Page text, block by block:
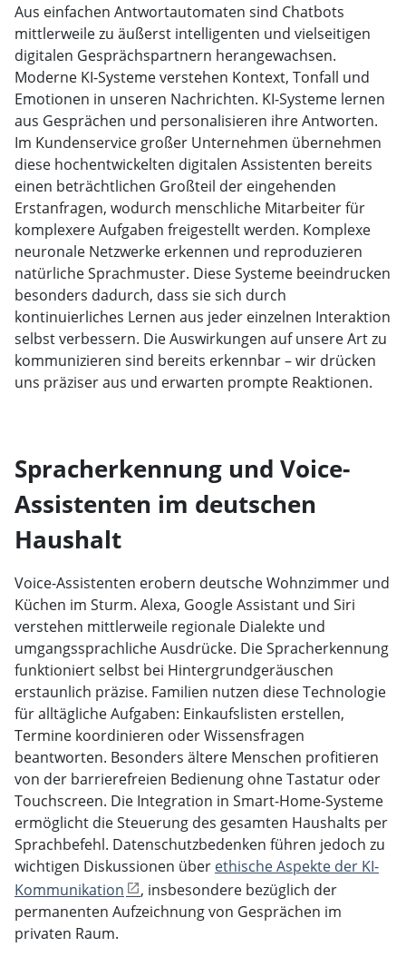
Aus einfachen Antwortautomaten sind Chatbots
mittlerweile zu äußerst intelligenten und vielseitigen
digitalen Gesprächspartnern herangewachsen.
Moderne KI-Systeme verstehen Kontext, Tonfall und
Emotionen in unseren Nachrichten. KI-Systeme lernen
aus Gesprächen und personalisieren ihre Antworten.
Im Kundenservice großer Unternehmen übernehmen
diese hochentwickelten digitalen Assistenten bereits
einen beträchtlichen Großteil der eingehenden
Erstanfragen, wodurch menschliche Mitarbeiter für
komplexere Aufgaben freigestellt werden. Komplexe
neuronale Netzwerke erkennen und reproduzieren
natürliche Sprachmuster. Diese Systeme beeindrucken
besonders dadurch, dass sie sich durch
kontinuierliches Lernen aus jeder einzelnen Interaktion
selbst verbessern. Die Auswirkungen auf unsere Art zu
kommunizieren sind bereits erkennbar – wir drücken
uns präziser aus und erwarten prompte Reaktionen.
Spracherkennung und Voice-
Assistenten im deutschen
Haushalt
Voice-Assistenten erobern deutsche Wohnzimmer und
Küchen im Sturm. Alexa, Google Assistant und Siri
verstehen mittlerweile regionale Dialekte und
umgangssprachliche Ausdrücke. Die Spracherkennung
funktioniert selbst bei Hintergrundgeräuschen
erstaunlich präzise. Familien nutzen diese Technologie
für alltägliche Aufgaben: Einkaufslisten erstellen,
Termine koordinieren oder Wissensfragen
beantworten. Besonders ältere Menschen profitieren
von der barrierefreien Bedienung ohne Tastatur oder
Touchscreen. Die Integration in Smart-Home-Systeme
ermöglicht die Steuerung des gesamten Haushalts per
Sprachbefehl. Datenschutzbedenken führen jedoch zu
wichtigen Diskussionen über ethische Aspekte der KI-
Kommunikation
, insbesondere bezüglich der
permanenten Aufzeichnung von Gesprächen im
privaten Raum.